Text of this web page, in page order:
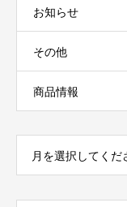
お知らせ
その他
商品情報
月を選択してくだ